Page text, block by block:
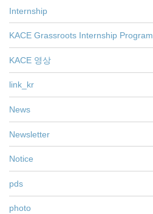
Internship
KACE Grassroots Internship Program
KACE 영상
link_kr
News
Newsletter
Notice
pds
photo